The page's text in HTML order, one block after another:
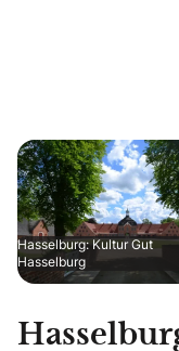
Hasselburg: Kultur Gut
Hasselburg